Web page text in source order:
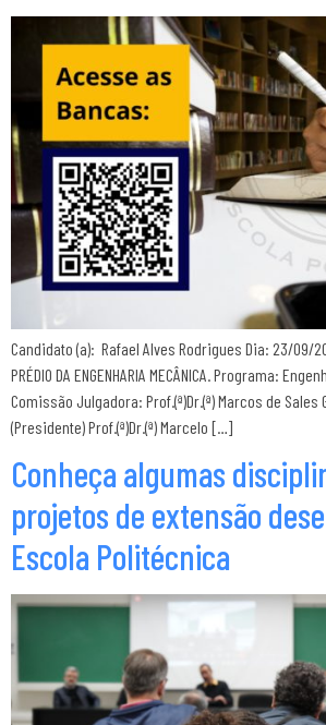
Candidato (a): Rafael Alves Rodrigues Dia: 23/09/
PRÉDIO DA ENGENHARIA MECÂNICA. Programa:
Comissão Julgadora: Prof.(ª)Dr.(ª) Marcos de Sales
(Presidente) Prof.(ª)Dr.(ª) Marcelo […]
Conheça algumas
projetos de extensão
Escola Politécnica